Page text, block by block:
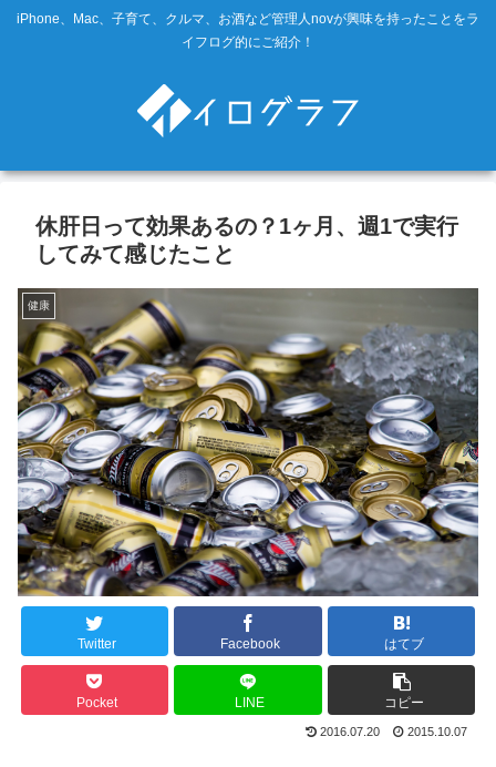
iPhone、Mac、子育て、クルマ、お酒など管理人novが興味を持ったことをラ
イフログ的にご紹介！
休肝日って効果あるの？1ヶ月、週1で実行
してみて感じたこと
健康
Twitter Facebook はてブ
Pocket LINE コピー
2016.07.20 2015.10.07